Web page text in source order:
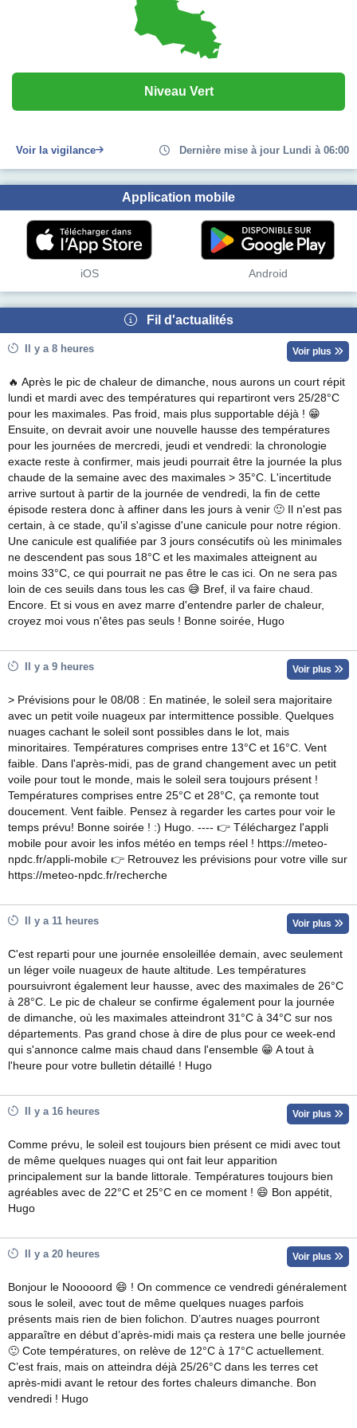
Niveau Vert
Voir la vigilance Dernière mise à jour Lundi à 06:00
Application mobile
iOS Android
Fil d'actualités
Il y a 8 heures Voir plus
🔥 Après le pic de chaleur de dimanche, nous aurons un court répit
lundi et mardi avec des températures qui repartiront vers 25/28°C
pour les maximales. Pas froid, mais plus supportable déjà ! 😁
Ensuite, on devrait avoir une nouvelle hausse des températures
pour les journées de mercredi, jeudi et vendredi: la chronologie
exacte reste à confirmer, mais jeudi pourrait être la journée la plus
chaude de la semaine avec des maximales > 35°C. L'incertitude
arrive surtout à partir de la journée de vendredi, la fin de cette
épisode restera donc à affiner dans les jours à venir 🙂 Il n'est pas
certain, à ce stade, qu'il s'agisse d'une canicule pour notre région.
Une canicule est qualifiée par 3 jours consécutifs où les minimales
ne descendent pas sous 18°C et les maximales atteignent au
moins 33°C, ce qui pourrait ne pas être le cas ici. On ne sera pas
loin de ces seuils dans tous les cas 😅 Bref, il va faire chaud.
Encore. Et si vous en avez marre d'entendre parler de chaleur,
croyez moi vous n'êtes pas seuls ! Bonne soirée, Hugo
Il y a 9 heures Voir plus
> Prévisions pour le 08/08 : En matinée, le soleil sera majoritaire
avec un petit voile nuageux par intermittence possible. Quelques
nuages cachant le soleil sont possibles dans le lot, mais
minoritaires. Températures comprises entre 13°C et 16°C. Vent
faible. Dans l'après-midi, pas de grand changement avec un petit
voile pour tout le monde, mais le soleil sera toujours présent !
Températures comprises entre 25°C et 28°C, ça remonte tout
doucement. Vent faible. Pensez à regarder les cartes pour voir le
temps prévu! Bonne soirée ! :) Hugo. ---- 👉 Téléchargez l'appli
mobile pour avoir les infos météo en temps réel ! https://meteo-
npdc.fr/appli-mobile 👉 Retrouvez les prévisions pour votre ville sur
https://meteo-npdc.fr/recherche
Il y a 11 heures Voir plus
C'est reparti pour une journée ensoleillée demain, avec seulement
un léger voile nuageux de haute altitude. Les températures
poursuivront également leur hausse, avec des maximales de 26°C
à 28°C. Le pic de chaleur se confirme également pour la journée
de dimanche, où les maximales atteindront 31°C à 34°C sur nos
départements. Pas grand chose à dire de plus pour ce week-end
qui s'annonce calme mais chaud dans l'ensemble 😁 A tout à
l'heure pour votre bulletin détaillé ! Hugo
Il y a 16 heures Voir plus
Comme prévu, le soleil est toujours bien présent ce midi avec tout
de même quelques nuages qui ont fait leur apparition
principalement sur la bande littorale. Températures toujours bien
agréables avec de 22°C et 25°C en ce moment ! 😄 Bon appétit,
Hugo
Il y a 20 heures Voir plus
Bonjour le Nooooord 😄 ! On commence ce vendredi généralement
sous le soleil, avec tout de même quelques nuages parfois
présents mais rien de bien folichon. D’autres nuages pourront
apparaître en début d’après-midi mais ça restera une belle journée
🙂 Cote températures, on relève de 12°C à 17°C actuellement.
C’est frais, mais on atteindra déjà 25/26°C dans les terres cet
après-midi avant le retour des fortes chaleurs dimanche. Bon
vendredi ! Hugo